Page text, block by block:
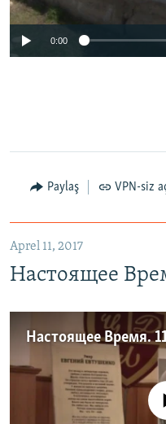
0:00
Paylaş VPN-siz
Aprel 11, 2017
Настоящее
Настоящее Время.
No media